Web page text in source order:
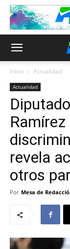
Inicio Actualidad
Actualidad
revela
otros
Por Mesa de